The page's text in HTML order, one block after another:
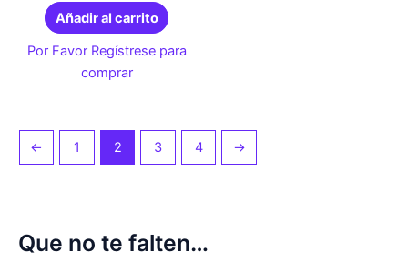
Añadir al carrito
Por Favor Regístrese para
comprar
← 1 2 3 4 →
Que no te falten…